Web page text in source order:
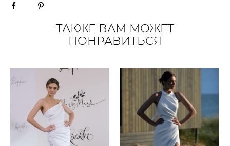
ТАКЖЕ ВАМ МОЖЕТ
ПОНРАВИТЬСЯ